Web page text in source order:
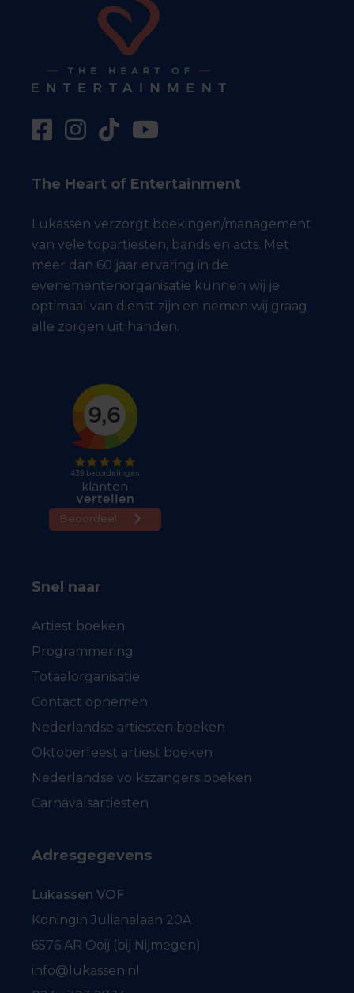
The Heart of Entertainment
Lukassen verzorgt boekingen/management
van vele topartiesten, bands en acts. Met
meer dan 60 jaar ervaring in de
evenementenorganisatie kunnen wij je
optimaal van dienst zijn en nemen wij graag
alle zorgen uit handen.
Snel naar
Artiest boeken
Programmering
Totaalorganisatie
Contact opnemen
Nederlandse artiesten boeken
Oktoberfeest artiest boeken
Nederlandse volkszangers boeken
Carnavalsartiesten
Adresgegevens
Lukassen VOF
Koningin Julianalaan 20A
6576 AR Ooij (bij Nijmegen)
info@lukassen.nl